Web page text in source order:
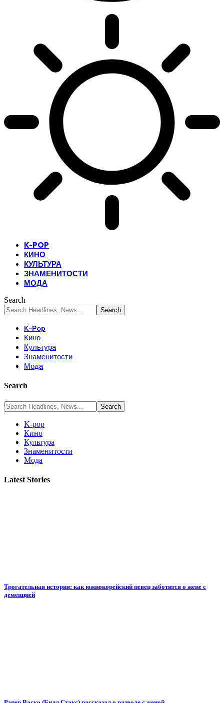
K-POP
КИНО
КУЛЬТУРА
ЗНАМЕНИТОСТИ
МОДА
Search
K-Pop
Кино
Культура
Знаменитости
Мода
Search
K-pop
Кино
Культура
Знаменитости
Мода
Latest Stories
Трогательная история: как южнокорейский певец заботится о жене с
деменцией